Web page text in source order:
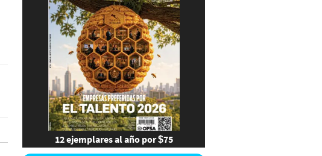
12 ejemplares al año por $75